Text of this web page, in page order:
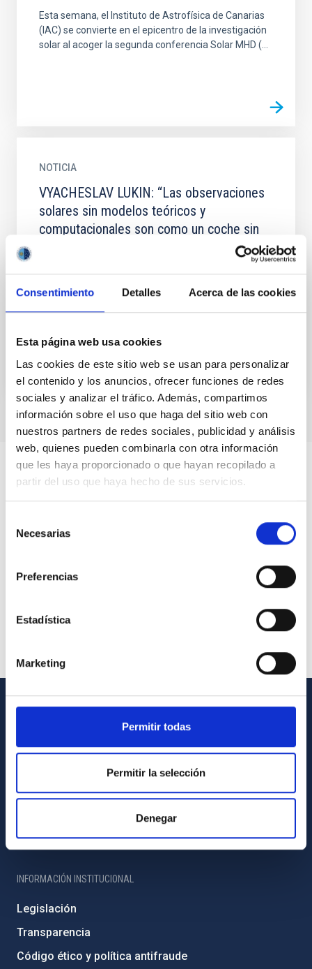
Consentimiento Detalles Acerca de las cookies
Esta página web usa cookies
Las cookies de este sitio web se usan para personalizar
el contenido y los anuncios, ofrecer funciones de redes
sociales y analizar el tráfico. Además, compartimos
información sobre el uso que haga del sitio web con
nuestros partners de redes sociales, publicidad y análisis
web, quienes pueden combinarla con otra información
que les haya proporcionado o que hayan recopilado a
partir del uso que haya hecho de sus servicios.
Necesarias
Preferencias
Estadística
Marketing
Permitir todas
Permitir la selección
Denegar
Esta semana, el Instituto de Astrofísica de Canarias
(IAC) se convierte en el epicentro de la investigación
solar al acoger la segunda conferencia Solar MHD (...
NOTICIA
VYACHESLAV LUKIN: “Las observaciones
solares sin modelos teóricos y
computacionales son como un coche sin
Vyacheslav (Slava) Lukin es director del Programa de
Física del Plasma de la National Science Foundation
en...
Contacto
Cómo llegar al IAC
Directorio de personal
Registro general
INFORMACIÓN INSTITUCIONAL
Legislación
Transparencia
Código ético y política antifraude